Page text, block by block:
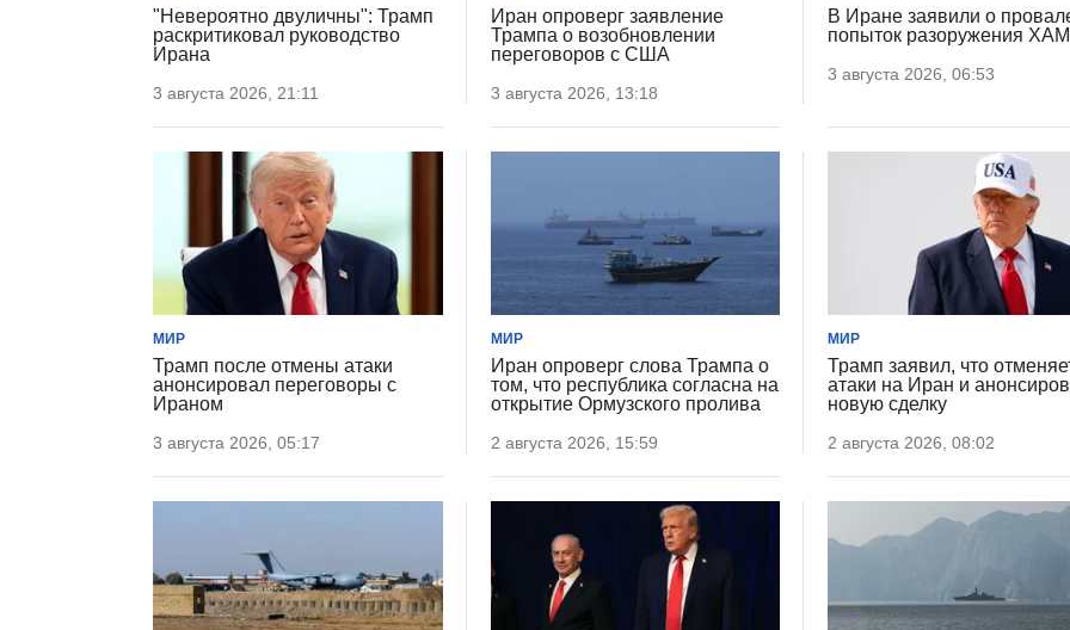
"Невероятно двуличны": Трамп
раскритиковал руководство
Ирана
3 августа 2026, 21:11
Иран опроверг заявление
Трампа о возобновлении
переговоров с США
3 августа 2026, 13:18
В Иране заявили о
попыток разоружения
3 августа 2026, 06:53
МИР
Трамп после отмены атаки
анонсировал переговоры с
Ираном
3 августа 2026, 05:17
МИР
Иран опроверг слова Трампа о
том, что республика согласна на
открытие Ормузского пролива
2 августа 2026, 15:59
МИР
Трамп заявил, что
атаки на Иран и
новую сделку
2 августа 2026, 08:02